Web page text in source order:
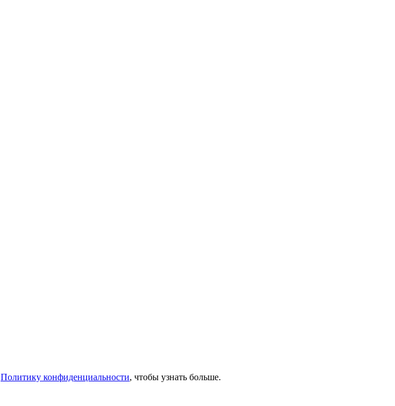
Политику конфиденциальности, чтобы узнать больше.